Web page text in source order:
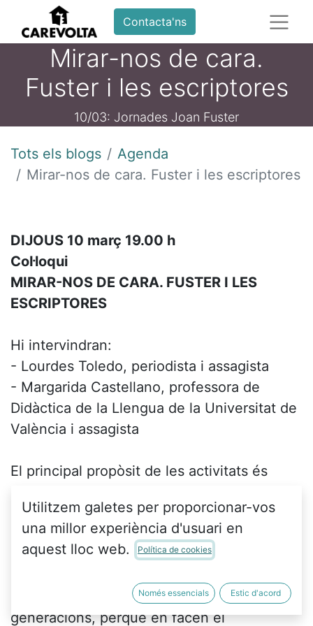
Contacta'ns
Mirar-nos de cara.
Fuster i les escriptores
10/03: Jornades Joan Fuster
Tots els blogs
Agenda
Mirar-nos de cara. Fuster i les escriptores
DIJOUS 10 març 19.00 h
Col·loqui
MIRAR-NOS DE CARA. FUSTER I LES
ESCRIPTORES
Hi intervindran:
- Lourdes Toledo, periodista i assagista
- Margarida Castellano, professora de
Didàctica de la Llengua de la Universitat de
València i assagista
El principal propòsit de les activitats és
l’actualitat. I en conseqüència, el que volem
és donar veu a joves que han treballat
diversos vessants de l’obra de Fuster i el
clar, la presència de persones d’altres
generacions, perquè en facen el
Utilitzem galetes per proporcionar-vos
una millor experiència d'usuari en
aquest lloc web.
Política de cookies
Només essencials Estic d'acord